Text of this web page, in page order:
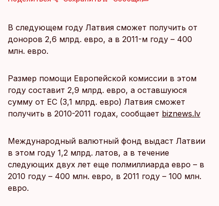
В следующем году Латвия сможет получить от
доноров 2,6 млрд. евро, а в 2011-м году – 400
млн. евро.
Размер помощи Европейской комиссии в этом
году составит 2,9 млрд. евро, а оставшуюся
сумму от ЕС (3,1 млрд. евро) Латвия сможет
получить в 2010-2011 годах, сообщает biznews.lv
Международный валютный фонд выдаст Латвии
в этом году 1,2 млрд. латов, а в течение
следующих двух лет еще полмиллиарда евро – в
2010 году – 400 млн. евро, в 2011 году – 100 млн.
евро.